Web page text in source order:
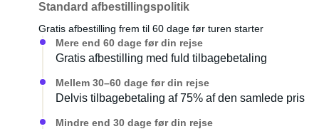
Standard afbestillingspolitik
Gratis afbestilling frem til 60 dage før turen starter
Mere end 60 dage før din rejse
Gratis afbestilling med fuld tilbagebetaling
Mellem 30–60 dage før din rejse
Delvis tilbagebetaling af 75% af den samlede pris
Mindre end 30 dage før din rejse